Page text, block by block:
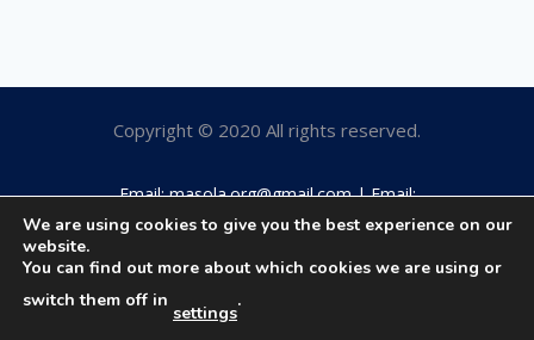
Copyright © 2020 All rights reserved.
Email: masola.org@gmail.com | Email:
rosamaestro2003@hotmail.com | Tfno: 649184063
We are using cookies to give you the best experience on our
website.
You can find out more about which cookies we are using or
switch them off in
settings
.